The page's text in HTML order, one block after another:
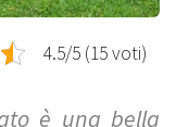
4.5/5 (15 voti)
è una bella